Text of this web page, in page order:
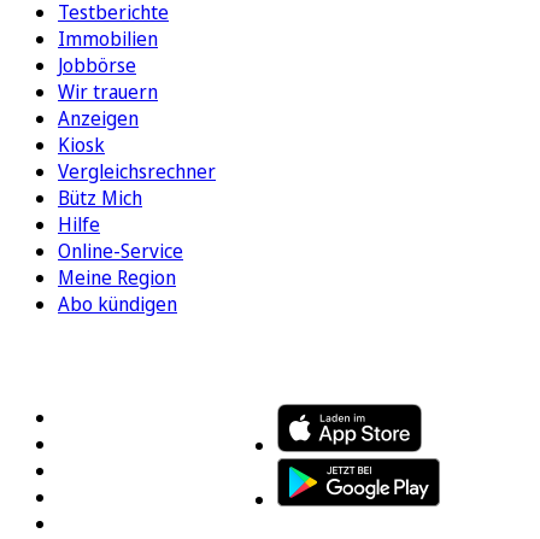
Testberichte
Immobilien
Jobbörse
Wir trauern
Anzeigen
Kiosk
Vergleichsrechner
Bütz Mich
Hilfe
Online-Service
Meine Region
Abo kündigen